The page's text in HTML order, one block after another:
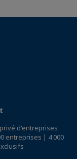
d'entreprises
entreprises | 4 000